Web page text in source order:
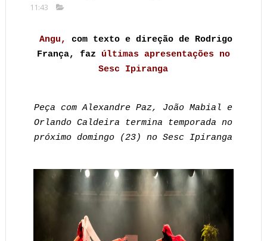
11:43
Angu,
com texto e direção de Rodrigo
França, faz últimas apresentações no
Sesc Ipiranga
Peça com Alexandre Paz, João Mabial e
Orlando Caldeira termina temporada no
próximo domingo (23) no Sesc Ipiranga